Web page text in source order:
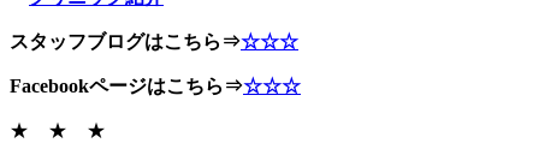
スタッフブログはこちら⇒☆☆☆
Facebookページはこちら⇒☆☆☆
★ ★ ★